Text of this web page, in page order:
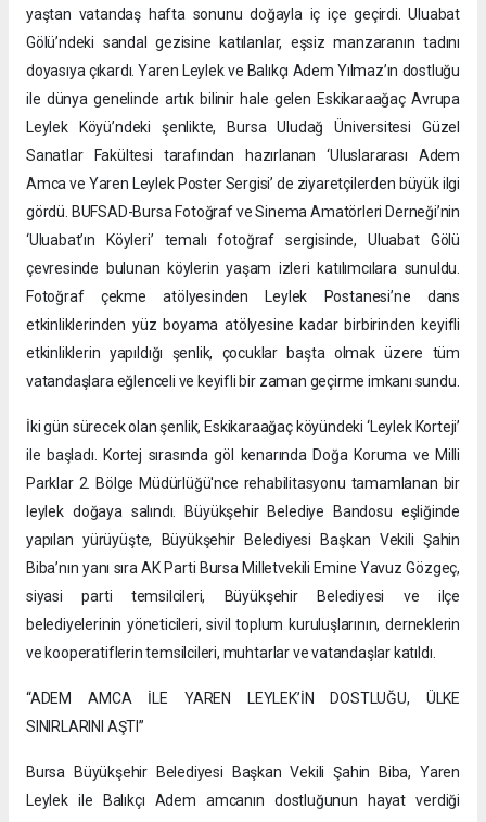
yaştan vatandaş hafta sonunu doğayla iç içe geçirdi. Uluabat
Gölü’ndeki sandal gezisine katılanlar, eşsiz manzaranın tadını
doyasıya çıkardı. Yaren Leylek ve Balıkçı Adem Yılmaz’ın dostluğu
ile dünya genelinde artık bilinir hale gelen Eskikaraağaç Avrupa
Leylek Köyü’ndeki şenlikte, Bursa Uludağ Üniversitesi Güzel
Sanatlar Fakültesi tarafından hazırlanan ‘Uluslararası Adem
Amca ve Yaren Leylek Poster Sergisi’ de ziyaretçilerden büyük ilgi
gördü. BUFSAD-Bursa Fotoğraf ve Sinema Amatörleri Derneği’nin
‘Uluabat’ın Köyleri’ temalı fotoğraf sergisinde, Uluabat Gölü
çevresinde bulunan köylerin yaşam izleri katılımcılara sunuldu.
Fotoğraf çekme atölyesinden Leylek Postanesi’ne dans
etkinliklerinden yüz boyama atölyesine kadar birbirinden keyifli
etkinliklerin yapıldığı şenlik, çocuklar başta olmak üzere tüm
vatandaşlara eğlenceli ve keyifli bir zaman geçirme imkanı sundu.
İki gün sürecek olan şenlik, Eskikaraağaç köyündeki ‘Leylek Korteji’
ile başladı. Kortej sırasında göl kenarında Doğa Koruma ve Milli
Parklar 2. Bölge Müdürlüğü'nce rehabilitasyonu tamamlanan bir
leylek doğaya salındı. Büyükşehir Belediye Bandosu eşliğinde
yapılan yürüyüşte, Büyükşehir Belediyesi Başkan Vekili Şahin
Biba’nın yanı sıra AK Parti Bursa Milletvekili Emine Yavuz Gözgeç,
siyasi parti temsilcileri, Büyükşehir Belediyesi ve ilçe
belediyelerinin yöneticileri, sivil toplum kuruluşlarının, derneklerin
ve kooperatiflerin temsilcileri, muhtarlar ve vatandaşlar katıldı.
“ADEM AMCA İLE YAREN LEYLEK’İN DOSTLUĞU, ÜLKE
SINIRLARINI AŞTI”
Bursa Büyükşehir Belediyesi Başkan Vekili Şahin Biba, Yaren
Leylek ile Balıkçı Adem amcanın dostluğunun hayat verdiği